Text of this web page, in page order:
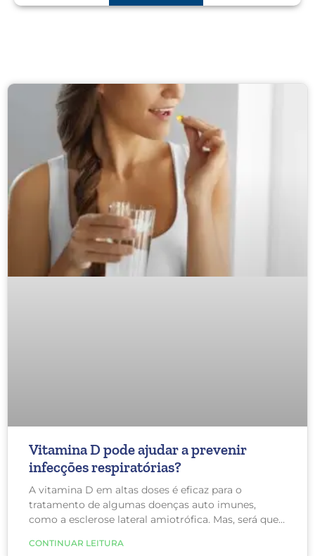
Vitamina D pode ajudar a prevenir
infecções respiratórias?
A vitamina D em altas doses é eficaz para o
tratamento de algumas doenças auto imunes,
como a esclerose lateral amiotrófica. Mas, será que
Em tempo de coronavírus temos que tomar muito
CONTINUAR LEITURA